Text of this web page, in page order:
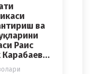
ва
Раис
Карабаев…